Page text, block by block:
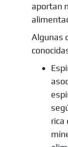
aportan
Algunas
rica